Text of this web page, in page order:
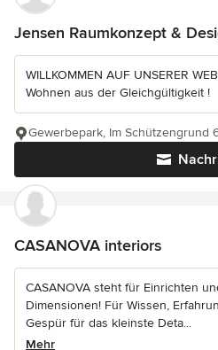
Jensen Raumkonzept &
WILLKOMMEN AUF UNSERER
Wohnen aus der Gleichgültigkeit !
Gewerbepark, Im Schützengrund
CASANOVA interiors
CASANOVA steht für Einrichten
Dimensionen! Für Wissen,
Gespür für das kleinste Deta...
Mehr